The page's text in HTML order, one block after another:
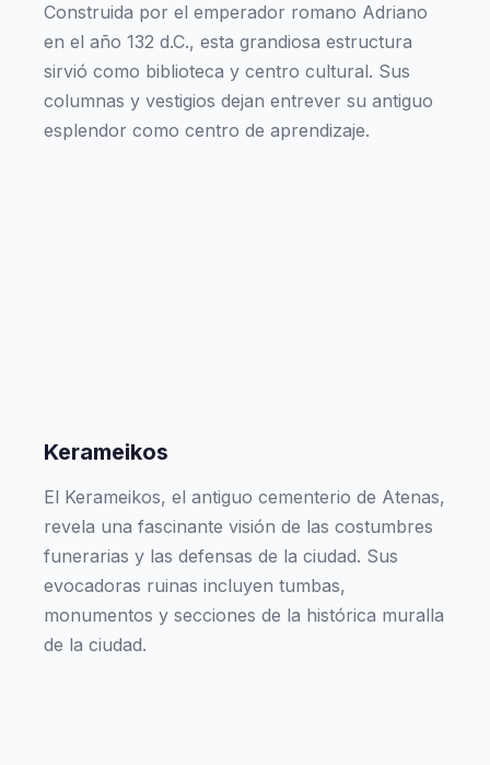
Construida por el emperador romano Adriano
en el año 132 d.C., esta grandiosa estructura
sirvió como biblioteca y centro cultural. Sus
columnas y vestigios dejan entrever su antiguo
esplendor como centro de aprendizaje.
Kerameikos
El Kerameikos, el antiguo cementerio de Atenas,
revela una fascinante visión de las costumbres
funerarias y las defensas de la ciudad. Sus
evocadoras ruinas incluyen tumbas,
monumentos y secciones de la histórica muralla
de la ciudad.